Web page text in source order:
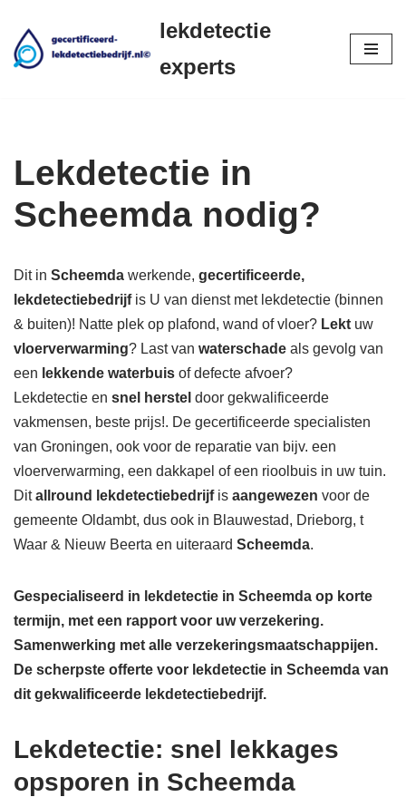
Ga
lekdetectie
experts
Lekdetectie in
Scheemda nodig?
Dit in Scheemda werkende, gecertificeerde,
lekdetectiebedrijf is U van dienst met lekdetectie (binnen
& buiten)! Natte plek op plafond, wand of vloer? Lekt uw
vloerverwarming? Last van waterschade als gevolg van
een lekkende waterbuis of defecte afvoer?
Lekdetectie en snel herstel door gekwalificeerde
vakmensen, beste prijs!. De gecertificeerde specialisten
van Groningen, ook voor de reparatie van bijv. een
vloerverwarming, een dakkapel of een rioolbuis in uw tuin.
Ditallround lekdetectiebedrijfis aangewezen voor de
gemeente Oldambt, dus ook in Blauwestad, Drieborg, t
Waar & Nieuw Beerta en uiteraard Scheemda.
Gespecialiseerd in lekdetectie in Scheemda op korte
termijn, met een rapport voor uw verzekering.
Samenwerking met alle verzekeringsmaatschappijen.
De scherpste offerte voor lekdetectie in Scheemda van
dit gekwalificeerde lekdetectiebedrijf.
Lekdetectie: snel lekkages
opsporen in Scheemda